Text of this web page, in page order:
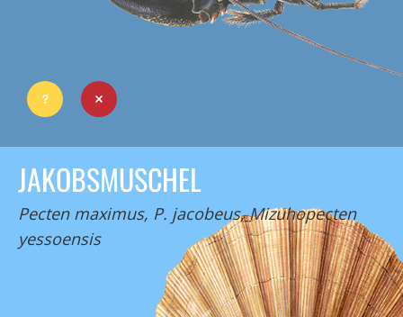
JAKOBSMUSCHEL
Pecten maximus, P. jacobeus, Mizuhopecten
yessoensis